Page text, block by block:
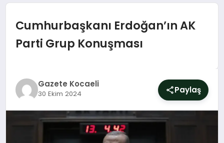
EKONOMI
SPOR
SIYASET
YAŞAM
Cumhurbaşkanı Erdoğan’ın AK
Parti Grup Konuşması
Gazete Kocaeli
30 Ekim 2024 Paylaş